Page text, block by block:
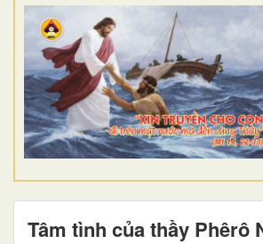
Tâm tình của thầy Phêrô